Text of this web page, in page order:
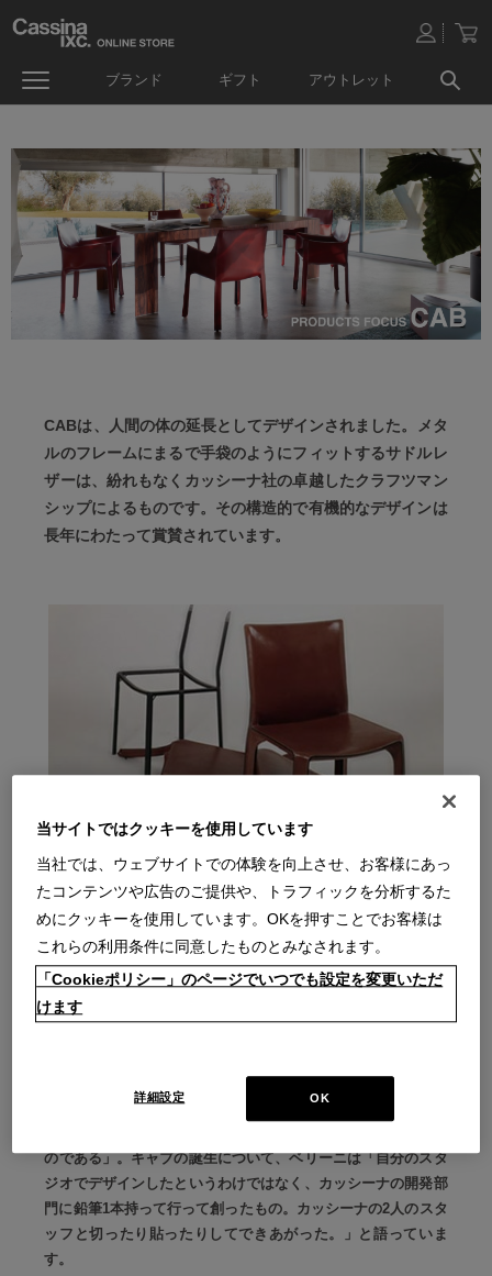
ブランド ギフト アウトレット
CABは、人間の体の延長としてデザインされました。メタ
ルのフレームにまるで手袋のようにフィットするサドルレ
ザーは、紛れもなくカッシーナ社の卓越したクラフツマン
シップによるものです。その構造的で有機的なデザインは
長年にわたって賞賛されています。
CAB Story
1977年にマリオ・ベリーニによってデザインされたチェア。
「家具の中でも最も複雑な構造、かつ古い歴史を持つアイテム
が〈椅子〉なのかもしれない。それゆえに〈4本脚、座、背〉
子」を、ヒトの身体の延長線上にあるものとしてデザインする
ことを試みた。結果、骨格とも言えるスケルトンに厚革を伸ば
のである」。キャブの誕生について、ベリーニは「自分のスタ
ジオでデザインしたというわけではなく、カッシーナの開発部
門に鉛筆1本持って行って創ったもの。カッシーナの2人のスタ
ッフと切ったり貼ったりしてできあがった。」と語っていま
す。
当サイトではクッキーを使用しています
当社では、ウェブサイトでの体験を向上させ、お客様にあっ
たコンテンツや広告のご提供や、トラフィックを分析するた
めにクッキーを使用しています。OKを押すことでお客様は
これらの利用条件に同意したものとみなされます。
「Cookieポリシー」のページでいつでも設定を変更いただ
けます
OK
詳細設定